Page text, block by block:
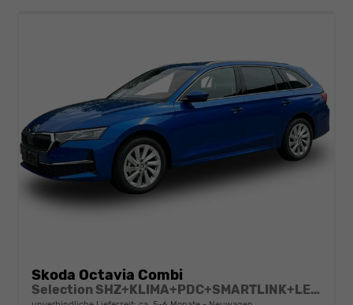
Skoda Octavia Combi
Selection SHZ+KLIMA+PDC+SMARTLINK+LED+16" ALU